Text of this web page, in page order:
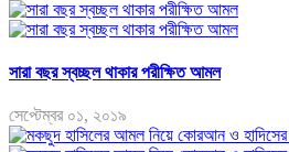
সারা বছর স্বচ্ছল থাকার পরীক্ষিত আমল
সেপ্টেম্বর ০১, ২০১৯